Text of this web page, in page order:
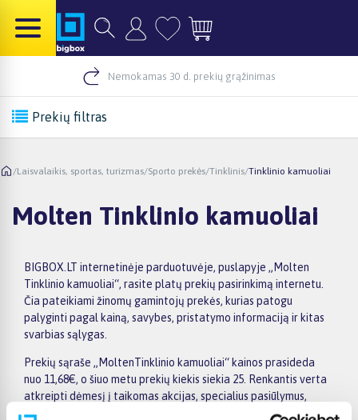
Nemokamas 30 d. prekių grąžinimas
Prekių filtras
/Laisvalaikis, sportas, turizmas/Sporto prekės/Tinklinis/Tinklinio kamuoliai
Molten Tinklinio kamuoliai
BIGBOX.LT internetinėje parduotuvėje, puslapyje „Molten
Tinklinio kamuoliai“, rasite platų prekių pasirinkimą internetu.
Čia pateikiami žinomų gamintojų prekės, kurias patogu
palyginti pagal kainą, savybes, pristatymo informaciją ir kitas
svarbias sąlygas.
Prekių sąraše „MoltenTinklinio kamuoliai“ kainos prasideda
nuo 11,68€, o šiuo metu prekių kiekis siekia 25. Renkantis verta
atkreipti dėmesį į taikomas akcijas, specialius pasiūlymus,
techninius parametrus bei papildomas pirkimo sąlygas, kad